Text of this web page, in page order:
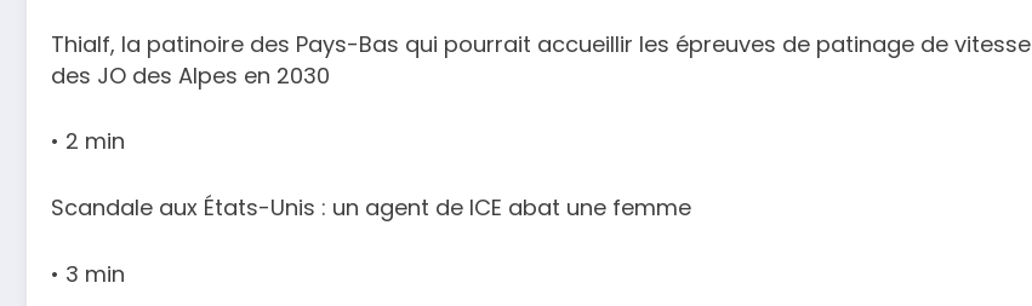
Thialf, la patinoire des Pays-Bas qui pourrait accueillir les épreuves de patinage de vitesse
des JO des Alpes en 2030
• 2 min
Scandale aux États-Unis : un agent de ICE abat une femme
• 3 min